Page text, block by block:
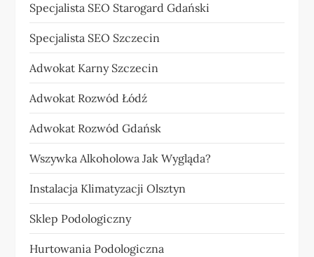
Specjalista SEO Starogard Gdański
Specjalista SEO Szczecin
Adwokat Karny Szczecin
Adwokat Rozwód Łódź
Adwokat Rozwód Gdańsk
Wszywka Alkoholowa Jak Wygląda?
Instalacja Klimatyzacji Olsztyn
Sklep Podologiczny
Hurtowania Podologiczna